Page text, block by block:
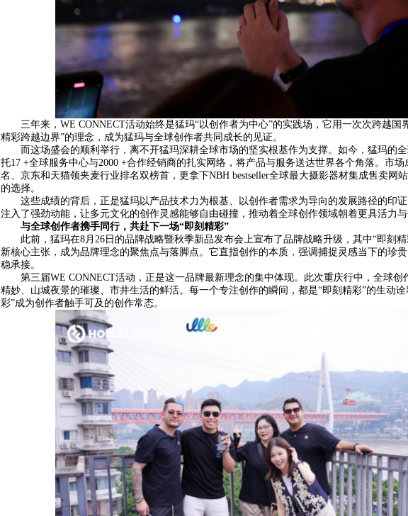
三年来，WE CONNECT活动始终是猛玛“以创作者为中心”的实践场，它用一次次跨越国
精彩跨越边界”的理念，成为猛玛与全球创作者共同成长的见证。
而这场盛会的顺利举行，离不开猛玛深耕全球市场的坚实根基作为支撑。如今，猛玛的
托17 +全球服务中心与2000 +合作经销商的扎实网络，将产品与服务送达世界各个角落。市场
名、京东和天猫领夹麦行业排名双榜首，更拿下NBH bestseller全球最大摄影器材集成售卖网
的选择。
这些成绩的背后，正是猛玛以产品技术力为根基、以创作者需求为导向的发展路径的印
注入了强劲动能，让多元文化的创作灵感能够自由碰撞，推动着全球创作领域朝着更具活力与
与全球创作者携手同行，共赴下一场“即刻精彩”
此前，猛玛在8月26日的品牌战略暨秋季新品发布会上宣布了品牌战略升级，其中“即刻精
新核心主张，成为品牌理念的聚焦点与落脚点。它直指创作的本质，强调捕捉灵感当下的珍
稳承接。
第三届WE CONNECT活动，正是这一品牌最新理念的集中体现。此次重庆行中，全球
精妙、山城夜景的璀璨、市井生活的鲜活。每一个专注创作的瞬间，都是“即刻精彩”的生动
彩”成为创作者触手可及的创作常态。